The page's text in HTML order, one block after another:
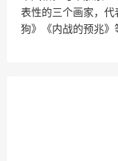
表性的三个画家，
狗》《内战的预兆》